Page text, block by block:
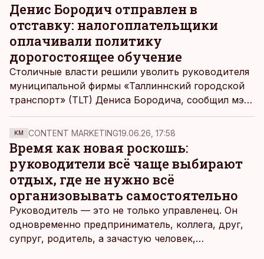
Денис Бородич отправлен в
отставку: налогоплательщики
оплачивали политику
дорогостоящее обучение
Столичные власти решили уволить руководителя
муниципальной фирмы «Таллиннский городской
транспорт» (TLT) Дениса Бородича, сообщил мэр
Таллинна Михаил Кылварт.
KM CONTENT MARKETING19.06.26, 17:58
Время как новая роскошь:
руководители всё чаще выбирают
отдых, где не нужно всё
организовывать самостоятельно
Руководитель — это не только управленец. Он
одновременно предприниматель, коллега, друг,
супруг, родитель, а зачастую человек,